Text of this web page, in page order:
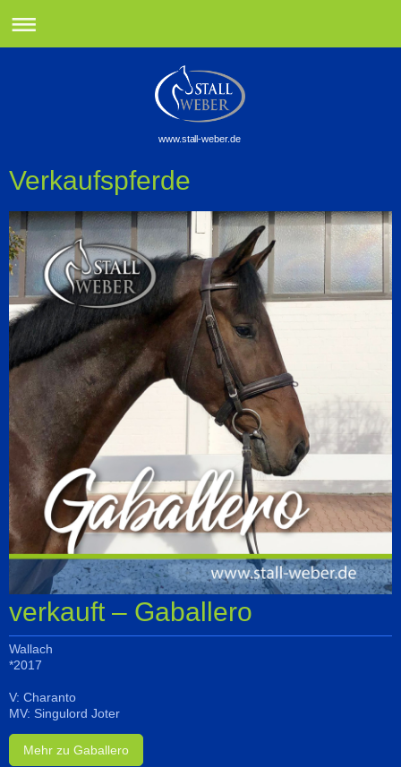
www.stall-weber.de
Verkaufspferde
verkauft – Gaballero
Wallach
*2017
V: Charanto
MV: Singulord Joter
Mehr zu Gaballero